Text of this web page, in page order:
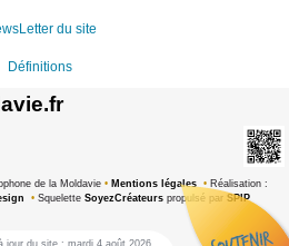
du site
Définitions
de la Moldavie • Mentions légales • Réalisation :
• Squelette SoyezCréateurs propulsé par SPIP
jour du site : mardi 4 août 2026